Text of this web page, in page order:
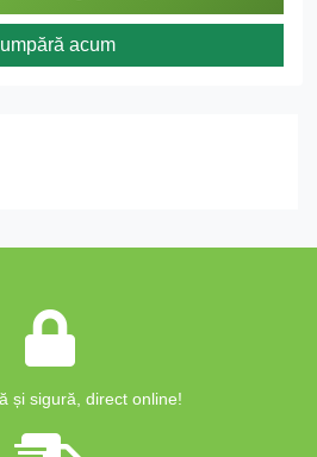
acum
și sigură, direct online!